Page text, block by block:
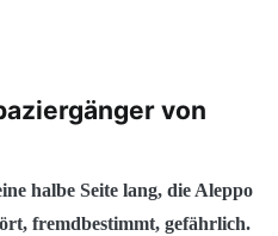
von
halbe Seite lang, die Aleppo
fremdbestimmt, gefährlich.